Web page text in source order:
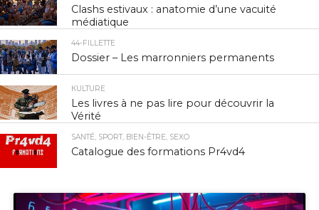
Clashs estivaux : anatomie d’une vacuité
médiatique
44-FILLETTE
Dossier – Les marronniers permanents
КULTURE
Les livres à ne pas lire pour découvrir la
Vérité
SANTÉ, SPORT, BIEN-ÊTRE, SEXO
Catalogue des formations Pr4vd4